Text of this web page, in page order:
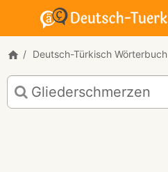
Deutsch-Türkisch Wörterbuch
Deutsch-
Türkisch
Übersetzung